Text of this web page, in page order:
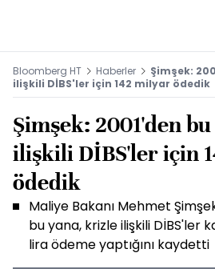
Bloomberg HT Haberler
Şimşek:
ilişkili DİBS'ler için 142 milyar ödedik
Şimşek: 2001'den
ilişkili DİBS'ler için
ödedik
Maliye Bakanı Mehmet
bu yana, krizle ilişkili DİBS'ler
lira ödeme yaptığını kaydetti